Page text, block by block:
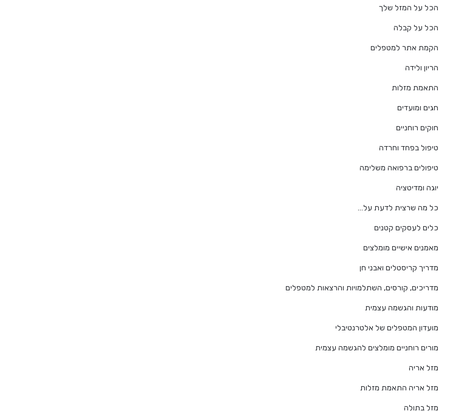
הכל על המזל שלך
הכל על קבלה
הקמת אתר למטפלים
הריון ולידה
התאמת מזלות
חגים ומועדים
חוקים רוחניים
טיפול בפחד וחרדה
טיפולים ברפואה משלימה
יוגה ומדיטציה
כל מה שרצית לדעת על…
כלים לעסקים קטנים
מאמנים אישיים מומלצים
מדריך קריסטלים ואבני חן
מדריכים, קורסים, השתלמויות והרצאות למטפלים
מודעות והגשמה עצמית
מועדון המטפלים של אלטרנטיבלי
מורים רוחניים מומלצים להגשמה עצמית
מזל אריה
מזל אריה התאמת מזלות
מזל בתולה